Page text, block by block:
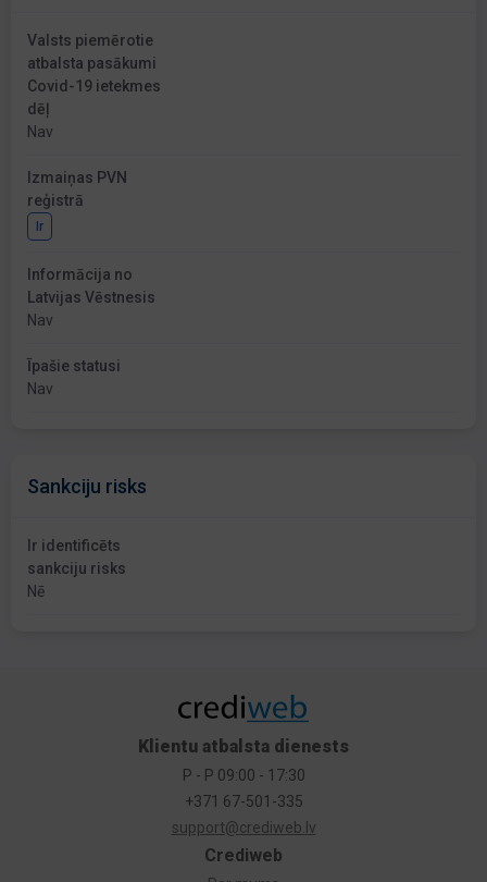
Valsts piemērotie
atbalsta pasākumi
Covid-19 ietekmes
dēļ
Nav
Izmaiņas PVN
reģistrā
Ir
Informācija no
Latvijas Vēstnesis
Nav
Īpašie statusi
Nav
Sankciju risks
Ir identificēts
sankciju risks
Nē
Crediweb
Klientu atbalsta dienests
P - P 09:00 - 17:30
+371 67-501-335
support@crediweb.lv